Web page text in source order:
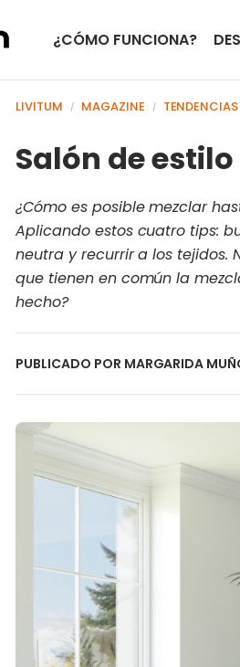
¿CÓMO FUNCIONA?
LIVITUM / MAGAZINE / TENDENCIAS
Salón de
¿Cómo es posible mezclar
Aplicando estos cuatro tips:
neutra y recurrir a los tejidos.
que tienen en común la
hecho?
PUBLICADO POR MARGARIDA